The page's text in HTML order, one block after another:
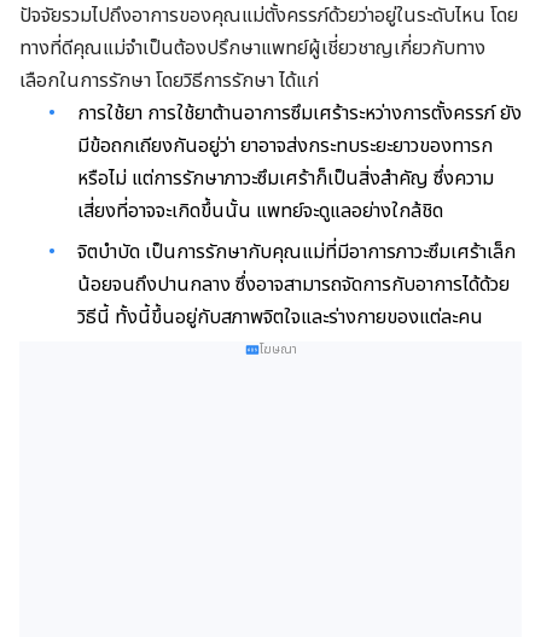
ปัจจัยรวมไปถึงอาการของคุณแม่ตั้งครรภ์ด้วยว่าอยู่ในระดับไหน โดย
ทางที่ดีคุณแม่จำเป็นต้องปรึกษาแพทย์ผู้เชี่ยวชาญเกี่ยวกับทาง
เลือกในการรักษา โดยวิธีการรักษา ได้แก่
การใช้ยา การใช้ยาต้านอาการซึมเศร้าระหว่างการตั้งครรภ์ ยัง
มีข้อถกเถียงกันอยู่ว่า ยาอาจส่งกระทบระยะยาวของทารก
หรือไม่ แต่การรักษาภาวะซึมเศร้าก็เป็นสิ่งสำคัญ ซึ่งความ
เสี่ยงที่อาจจะเกิดขึ้นนั้น แพทย์จะดูแลอย่างใกล้ชิด
จิตบำบัด เป็นการรักษากับคุณแม่ที่มีอาการภาวะซึมเศร้าเล็ก
น้อยจนถึงปานกลาง ซึ่งอาจสามารถจัดการกับอาการได้ด้วย
วิธีนี้ ทั้งนี้ขึ้นอยู่กับสภาพจิตใจและร่างกายของแต่ละคน
โฆษณา